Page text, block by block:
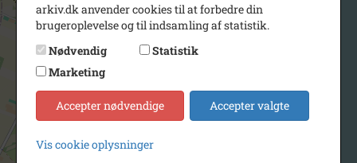
arkiv.dk anvender cookies til at forbedre din
brugeroplevelse og til indsamling af statistik.
Nødvendig
Statistik
Marketing
Accepter nødvendige Accepter valgte
Vis cookie oplysninger